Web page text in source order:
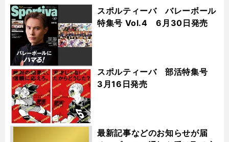
スポルティーバ バレーボール
特集号 Vol.4 6月30日発売
スポルティーバ 部活特集号
3月16日発売
最新記事などのお知らせが届